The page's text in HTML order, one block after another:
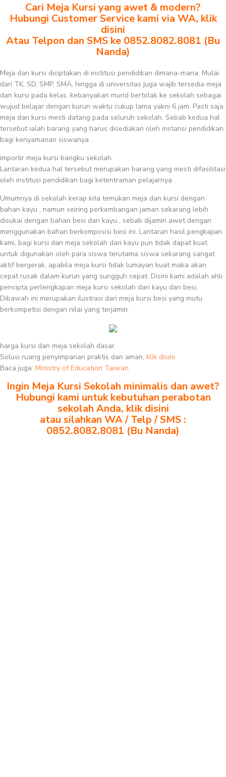
Cari Meja Kursi yang awet & modern?
Hubungi Customer Service kami via WA, klik
disini
Atau Telpon dan SMS ke 0852.8082.8081 (Bu
Nanda)
Meja dan kursi diciptakan di institusi pendidikan dimana-mana. Mulai
dari TK, SD, SMP, SMA, hingga di universitas juga wajib tersedia meja
dan kursi pada kelas. kebanyakan murid bertolak ke sekolah sebagai
wujud belajar dengan kurun waktu cukup lama yakni 6 jam. Pasti saja
meja dan kursi mesti datang pada seluruh sekolah. Sebab kedua hal
tersebut ialah barang yang harus disediakan oleh instansi pendidikan
bagi kenyamanan siswanya .
importir meja kursi bangku sekolah
Lantaran kedua hal tersebut merupakan barang yang mesti difasilitasi
oleh institusi pendidikan bagi ketentraman pelajarnya .
Umumnya di sekolah kerap kita temukan meja dan kursi dengan
bahan kayu , namun seiring perkembangan jaman sekarang lebih
disukai dengan bahan besi dan kayu , sebab dijamin awet dengan
menggunakan bahan berkomposisi besi ini. Lantaran hasil pengkajian
kami, bagi kursi dan meja sekolah dari kayu pun tidak dapat kuat
untuk digunakan oleh para siswa terutama siswa sekarang sangat
aktif bergerak, apabila meja kursi tidak lumayan kuat maka akan
cepat rusak dalam kurun yang sungguh cepat. Disini kami adalah ahli
pencipta perlengkapan meja kursi sekolah dari kayu dan besi,
Dibawah ini merupakan ilustrasi dari meja kursi besi yang mutu
berkompetisi dengan nilai yang terjamin.
harga kursi dan meja sekolah dasar
Solusi ruang penyimpanan praktis dan aman, klik disini
Baca juga: Ministry of Education Taiwan
Ingin Meja Kursi Sekolah minimalis dan awet?
Hubungi kami untuk kebutuhan perabotan
sekolah Anda, klik disini
atau silahkan WA / Telp / SMS :
0852.8082.8081 (Bu Nanda)